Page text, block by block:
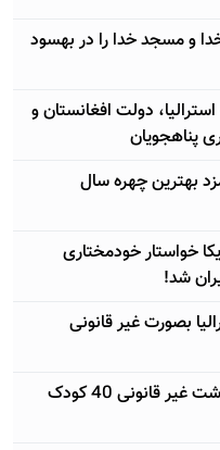
و مسجد خدا را در بهسود
دولت افغانستان و
پناهجویان
بهترین چهره سال
خواستار خودمختاری
شد!
بصورت غیر قانونی
محکومیت دولت انگلستان برای بازداشت غیر قانونی 40 کودک